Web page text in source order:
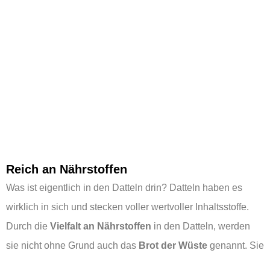
Reich an Nährstoffen
Was ist eigentlich in den Datteln drin? Datteln haben es
wirklich in sich und stecken voller wertvoller Inhaltsstoffe.
Durch die Vielfalt an Nährstoffen in den Datteln, werden
sie nicht ohne Grund auch das Brot der Wüste genannt. Sie